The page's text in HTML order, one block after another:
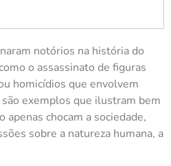
notórios na história do
o assassinato de figuras
homicídios que envolvem
exemplos que ilustram bem
apenas chocam a sociedade,
sobre a natureza humana, a